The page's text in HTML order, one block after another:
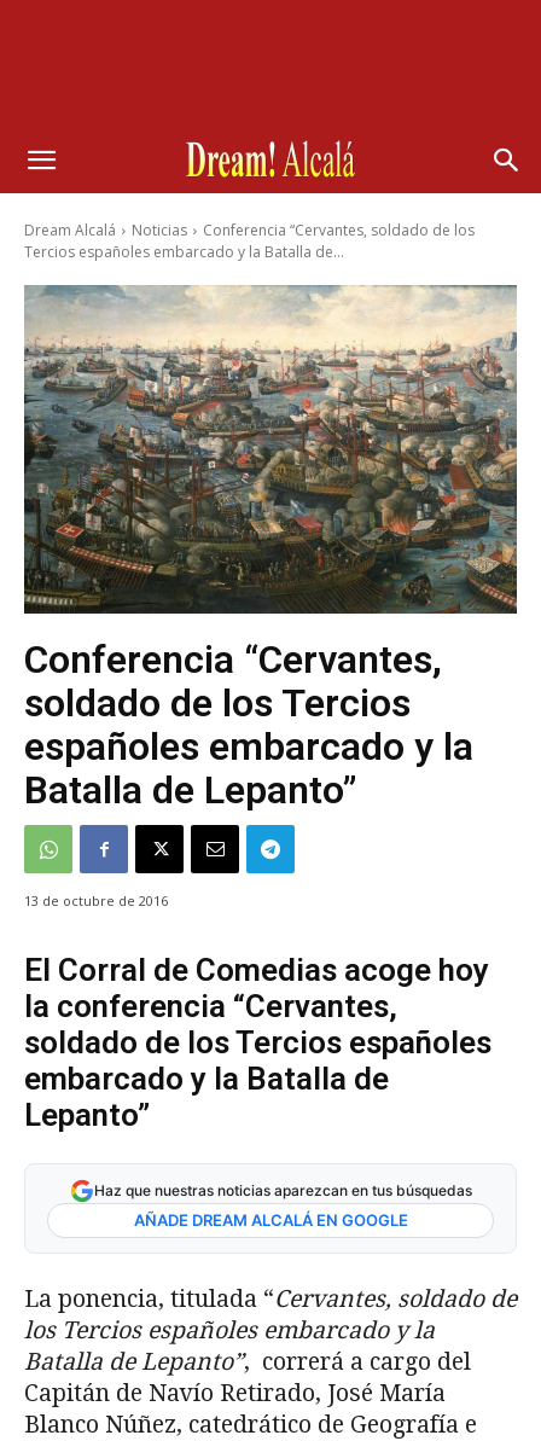
Dream Alcalá Noticias
Conferencia “Cervantes, soldado de los
Tercios españoles embarcado y la Batalla de...
Conferencia “Cervantes,
soldado de los Tercios
españoles embarcado y la
Batalla de Lepanto”
13 de octubre de 2016
El Corral de Comedias acoge hoy
la conferencia “Cervantes,
soldado de los Tercios españoles
embarcado y la Batalla de
Lepanto”
Haz que nuestras noticias aparezcan en tus búsquedas
AÑADE DREAM ALCALÁ EN GOOGLE
La ponencia, titulada “Cervantes, soldado de
los Tercios españoles embarcado y la
Batalla de Lepanto”, correrá a cargo del
Capitán de Navío Retirado, José María
Blanco Núñez, catedrático de Geografía e